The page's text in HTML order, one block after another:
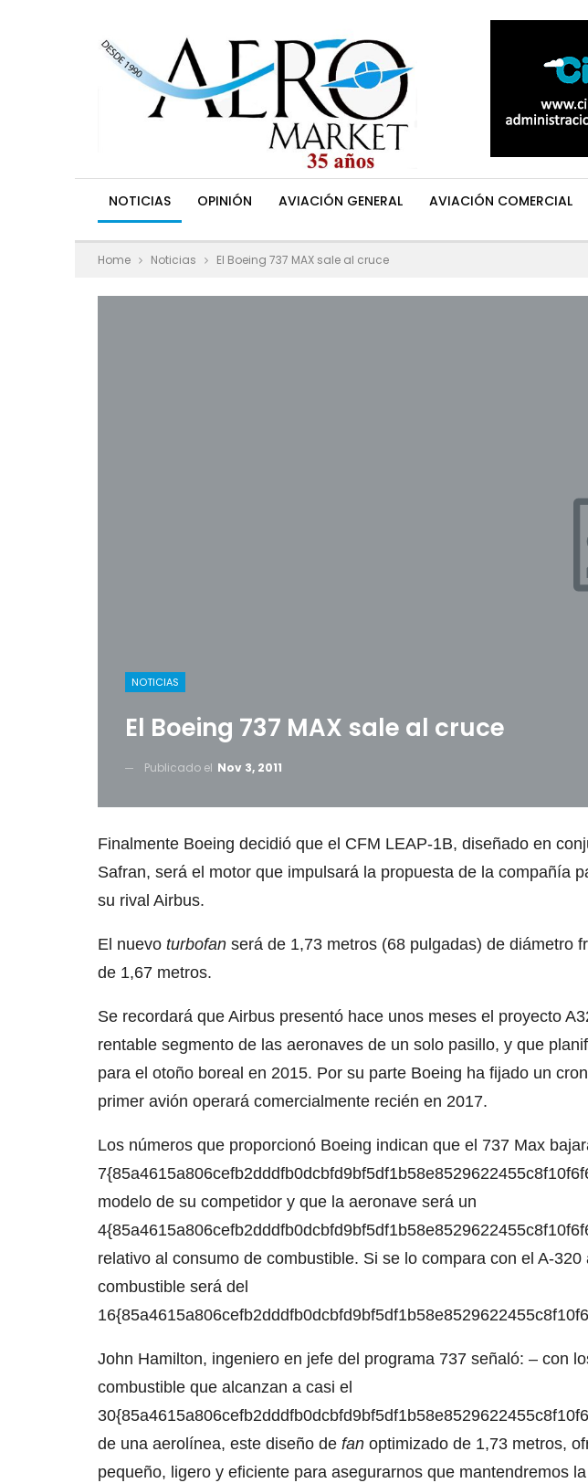
NOTICIAS OPINIÓN AVIACIÓN GENERAL AVIACIÓN COMERCIAL
Home Noticias El Boeing 737 MAX sale al cruce
NOTICIAS
El Boeing 737 MAX sale al cruce
Publicado el Nov 3, 2011
Finalmente Boeing decidió que el CFM LEAP-1B, diseñado en
Safran, será el motor que impulsará la propuesta de la compañía
su rival Airbus.
El nuevo turbofan será de 1,73 metros (68 pulgadas) de diámetro
de 1,67 metros.
Se recordará que Airbus presentó hace unos meses el proyecto
rentable segmento de las aeronaves de un solo pasillo, y que
para el otoño boreal en 2015. Por su parte Boeing ha fijado un
primer avión operará comercialmente recién en 2017.
Los números que proporcionó Boeing indican que el 737 Max
modelo de su competidor y que la aeronave será un
relativo al consumo de combustible. Si se lo compara con el A-
combustible será del
John Hamilton, ingeniero en jefe del programa 737 señaló: – con
combustible que alcanzan a casi el
de una aerolínea, este diseño de fan optimizado de 1,73 metros,
pequeño, ligero y eficiente para asegurarnos que mantendremos